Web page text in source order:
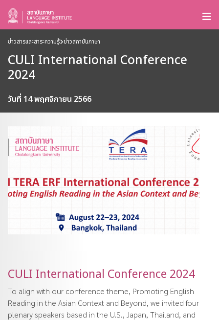
ข่าวสารและสาระความรู้ ข่าวสถาบันภาษา
CULI International Conference
2024
วันที่ 14 พฤศจิกายน 2566
CULI International Conference 2024
To align with our conference theme, Promoting English
Reading in the Asian Context and Beyond, we invited four
plenary speakers based in the U.S., Japan, Thailand, and